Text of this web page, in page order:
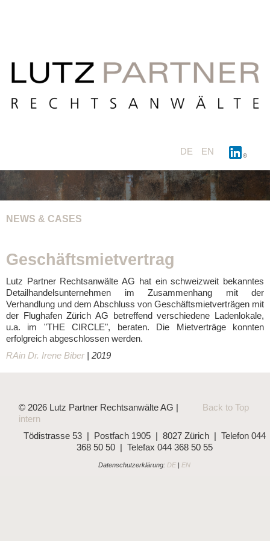
DE EN
NEWS & CASES
Geschäftsmietvertrag
Lutz Partner Rechtsanwälte AG hat ein schweizweit bekanntes
Detailhandelsunternehmen im Zusammenhang mit der
Verhandlung und dem Abschluss von Geschäftsmietverträgen mit
der Flughafen Zürich AG betreffend verschiedene Ladenlokale,
u.a. im "THE CIRCLE", beraten. Die Mietverträge konnten
erfolgreich abgeschlossen werden.
RAin Dr. Irene Biber| 2019
Back to Top
© 2026 Lutz Partner Rechtsanwälte AG |
intern
Tödistrasse 53 | Postfach 1905 | 8027 Zürich | Telefon 044
368 50 50 | Telefax 044 368 50 55
Datenschutzerklärung: DE EN